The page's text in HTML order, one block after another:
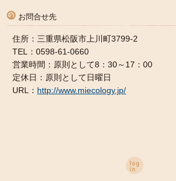
お問合せ先
住所：三重県松阪市上川町3799-2
TEL：0598-61-0660
営業時間：原則として8：30～17：00
定休日：原則として日曜日
URL： http://www.miecology.jp/